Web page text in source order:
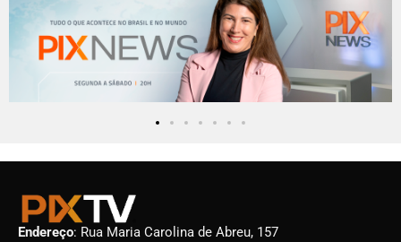
Endereço: Rua Maria Carolina de Abreu, 157